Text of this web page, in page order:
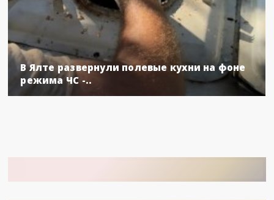
В Ялте развернули полевые кухни на фоне
режима ЧС -..